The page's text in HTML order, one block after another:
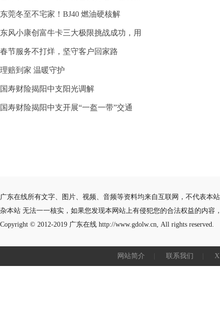
东莞冬至不宅家！BJ40 燃油硬核解
东风小康创富牛卡三大极限挑战成功，用
春节服务不打烊，坚守客户回家路
理赔到家 温暖守护
国寿财险揭阳中支阳光调解
国寿财险揭阳中支开展“一盔一带”交通
广东在线所有文字、图片、视频、音频等资料均来自互联网，不代表本
杂本站 无法一一核实，如果您发现本网站上有侵犯您的合法权益的内容
Copyright © 2012-2019 广东在线 http://www.gdolw.cn, All rights reserved.
网站简介 联系我们